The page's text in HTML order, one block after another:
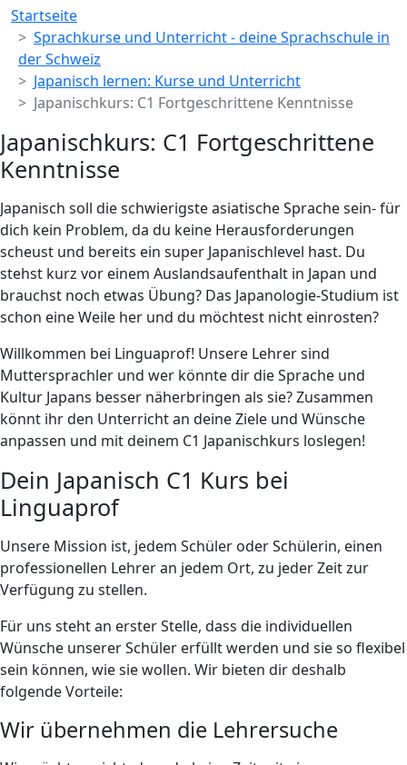
Breadcrumb
Startseite
Sprachkurse und Unterricht - deine Sprachschule in
der Schweiz
Japanisch lernen: Kurse und Unterricht
Japanischkurs: C1 Fortgeschrittene Kenntnisse
Japanischkurs: C1 Fortgeschrittene
Kenntnisse
Japanisch soll die schwierigste asiatische Sprache sein- für
dich kein Problem, da du keine Herausforderungen
scheust und bereits ein super Japanischlevel hast. Du
stehst kurz vor einem Auslandsaufenthalt in Japan und
brauchst noch etwas Übung? Das Japanologie-Studium ist
schon eine Weile her und du möchtest nicht einrosten?
Willkommen bei Linguaprof! Unsere Lehrer sind
Muttersprachler und wer könnte dir die Sprache und
Kultur Japans besser näherbringen als sie? Zusammen
könnt ihr den Unterricht an deine Ziele und Wünsche
anpassen und mit deinem C1 Japanischkurs loslegen!
Dein Japanisch C1 Kurs bei
Linguaprof
Unsere Mission ist, jedem Schüler oder Schülerin, einen
professionellen Lehrer an jedem Ort, zu jeder Zeit zur
Verfügung zu stellen.
Für uns steht an erster Stelle, dass die individuellen
Wünsche unserer Schüler erfüllt werden und sie so flexibel
sein können, wie sie wollen. Wir bieten dir deshalb
folgende Vorteile:
Wir übernehmen die Lehrersuche